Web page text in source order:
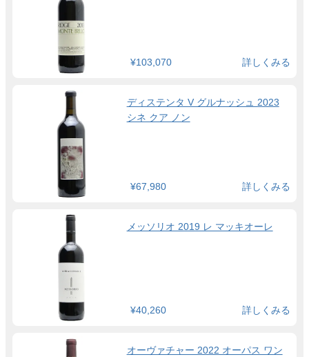
¥103,070 詳しくみる
ディステンタ V グルナッシュ 2023
シネ クア ノン
¥67,980 詳しくみる
メッソリオ 2019 レ マッキオーレ
¥40,260 詳しくみる
オーヴァチャー 2022 オーパス ワン